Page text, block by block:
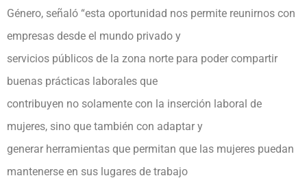
Género, señaló “esta oportunidad nos permite reunirnos con
empresas desde el mundo privado y
servicios públicos de la zona norte para poder compartir
buenas prácticas laborales que
contribuyen no solamente con la inserción laboral de
mujeres, sino que también con adaptar y
generar herramientas que permitan que las mujeres puedan
mantenerse en sus lugares de trabajo